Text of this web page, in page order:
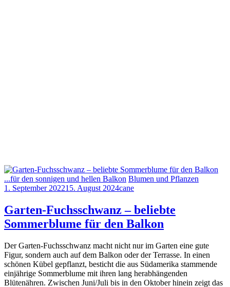
...für den sonnigen und hellen Balkon Blumen und Pflanzen
1. September 202215. August 2024cane
Garten-Fuchsschwanz – beliebte
Sommerblume für den Balkon
Der Garten-Fuchsschwanz macht nicht nur im Garten eine gute
Figur, sondern auch auf dem Balkon oder der Terrasse. In einen
schönen Kübel gepflanzt, besticht die aus Südamerika stammende
einjährige Sommerblume mit ihren lang herabhängenden
Blütenähren. Zwischen Juni/Juli bis in den Oktober hinein zeigt das